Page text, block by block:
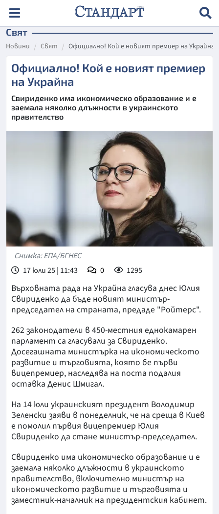
Свят
Новини Свят Официално! Кой е новият премиер на Украйна
Официално! Кой е новият премиер
на Украйна
Свириденко има икономическо образование и е
заемала няколко длъжности в украинското
правителство
Снимка: ЕПА/БГНЕС
17 юли 25 | 11:43
0 1295
Върховната рада на Украйна гласува днес Юлия
Свириденко да бъде новият министър-
председател на страната, предаде "Ройтерс".
262 законодатели в 450-местния еднокамарен
парламент са гласували за Свириденко.
Досегашната министърка на икономическото
развитие и търговията, която бе първи
вицепремиер, наследява на поста подалия
оставка Денис Шмигал.
На 14 юли украинският президент Володимир
Зеленски заяви в понеделник, че на среща в Киев
е помолил първия вицепремиер Юлия
Свириденко да стане министър-председател.
Свириденко има икономическо образование и е
заемала няколко длъжности в украинското
правителство, включително министър на
икономическото развитие и търговията и
заместник-началник на президентския кабинет.